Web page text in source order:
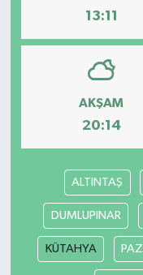
13:11
AKŞAM
20:14
ALTINTAŞ
DUMLUPINAR
KÜTAHYA